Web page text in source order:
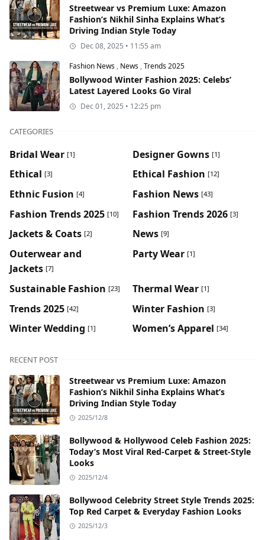
Streetwear vs Premium Luxe: Amazon
Fashion’s Nikhil Sinha Explains What’s
Driving Indian Style Today
Dec 08, 2025 • 11:55 am
Fashion News , News ,Trends 2025
Bollywood Winter Fashion 2025: Celebs’
Latest Layered Looks Go Viral
Dec 01, 2025 • 12:25 pm
CATEGORIES
Bridal Wear [1] Designer Gowns [1]
Ethical [3] Ethical Fashion [12]
Ethnic Fusion [4] Fashion News [43]
Fashion Trends 2025 [10] Fashion Trends 2026 [3]
Jackets & Coats [2] News [9]
Outerwear and
Jackets [7]
Party Wear [1]
Sustainable Fashion [23] Thermal Wear [1]
Trends 2025 [42] Winter Fashion [3]
Winter Wedding [1] Women’s Apparel [34]
RECENT POST
Streetwear vs Premium Luxe: Amazon
Fashion’s Nikhil Sinha Explains What’s
Driving Indian Style Today
2025/12/8
Bollywood & Hollywood Celeb Fashion 2025:
Today’s Most Viral Red-Carpet & Street-Style
Looks
2025/12/4
Bollywood Celebrity Street Style Trends 2025:
Top Red Carpet & Everyday Fashion Looks
2025/12/3